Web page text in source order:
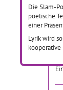
Die Slam-
poetische
einer
Lyrik wird
kooperative